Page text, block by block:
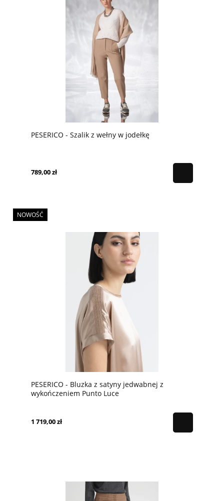
PESERICO - Szalik z wełny w jodełkę
789,00 zł
PESERICO - Bluzka z satyny jedwabnej z
wykończeniem Punto Luce
1 719,00 zł
NOWOŚĆ